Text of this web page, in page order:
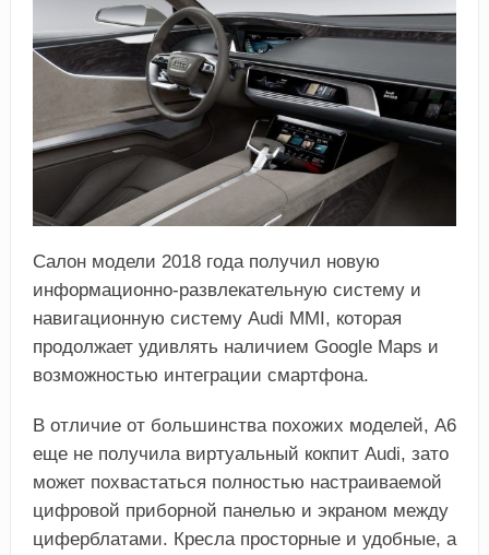
Салон модели 2018 года получил новую
информационно-развлекательную систему и
навигационную систему Audi MMI, которая
продолжает удивлять наличием Google Maps и
возможностью интеграции смартфона.
В отличие от большинства похожих моделей, A6
еще не получила виртуальный кокпит Audi, зато
может похвастаться полностью настраиваемой
цифровой приборной панелью и экраном между
циферблатами. Кресла просторные и удобные, а